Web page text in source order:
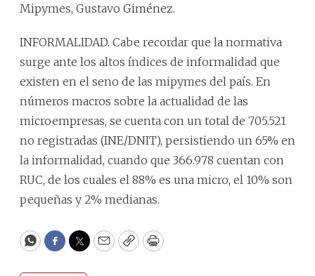
Mipymes, Gustavo Giménez.
INFORMALIDAD. Cabe recordar que la normativa
surge ante los altos índices de informalidad que
existen en el seno de las mipymes del país. En
números macros sobre la actualidad de las
microempresas, se cuenta con un total de 705.521
no registradas (INE/DNIT), persistiendo un 65% en
la informalidad, cuando que 366.978 cuentan con
RUC, de los cuales el 88% es una micro, el 10% son
pequeñas y 2% medianas.
WhatsApp
Facebook
Twitter
EmailCopyPrint